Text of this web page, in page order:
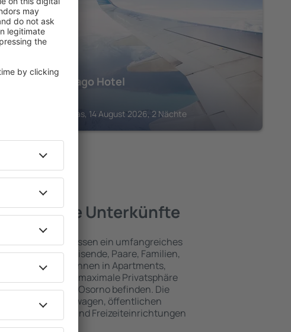
Borde Lago Hotel
Puerto Varas, 14 August 2026, 2 Nächte
– beste Unterkünfte
Osorno umfassen ein umfangreiches
für Alleinreisende, Paare, Familien,
Die Besucher können in Apartments,
übernachten, die maximale Privatsphäre
von Provinz Osorno befinden. Die
die Nähe zu Mietwagen, öffentlichen
Service- und Freizeiteinrichtungen
Erholung.